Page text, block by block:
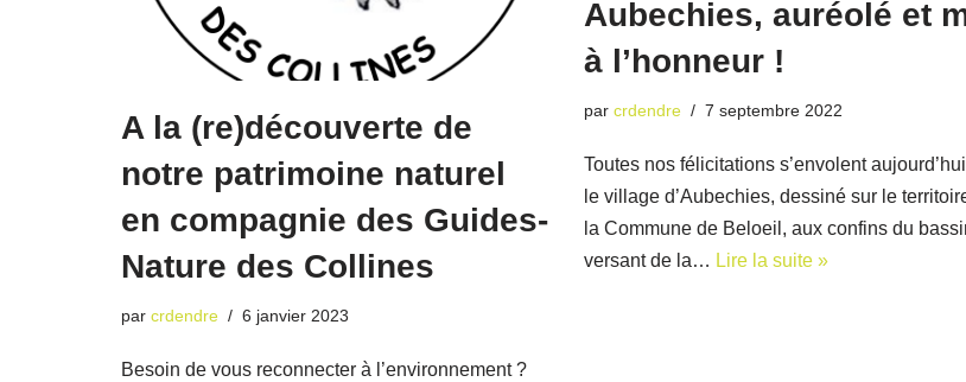
A la (re)découverte de
notre patrimoine naturel
en compagnie des Guides-
Nature des Collines
par crdendre 6 janvier 2023
Besoin de vous reconnecter à l’environnement ?
Aubechies, auréolé et
à l’honneur !
par crdendre 7 septembre 2022
Toutes nos félicitations s’envolent
le village d’Aubechies, dessiné sur le
la Commune de Beloeil, aux confins du
versant de la… Lire la suite »